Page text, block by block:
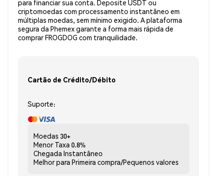
para financiar sua conta. Deposite USDT ou
criptomoedas com processamento instantâneo em
múltiplas moedas, sem mínimo exigido. A plataforma
segura da Phemex garante a forma mais rápida de
comprar FROGDOG com tranquilidade.
Cartão de Crédito/Débito
Suporte:
Moedas 30+
Menor Taxa 0.8%
Chegada Instantâneo
Melhor para Primeira compra/Pequenos valores